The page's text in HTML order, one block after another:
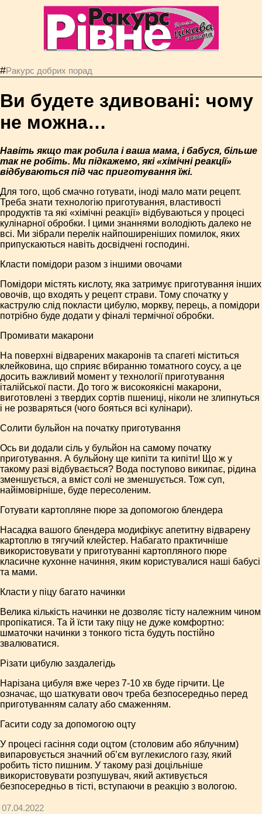
#Ракурс добрих порад
Ви будете здивовані: чому
не можна…
Навіть якщо так робила і ваша мама, і бабуся, більше
так не робіть. Ми підкажемо, які «хімічні реакції»
відбуваються під час приготування їжі.
Для того, щоб смачно готувати, іноді мало мати рецепт.
Треба знати технологію приготування, властивості
продуктів та які «хімічні реакції» відбуваються у процесі
кулінарної обробки. І цими знаннями володіють далеко не
всі. Ми зібрали перелік найпоширеніших помилок, яких
припускаються навіть досвідчені господині.
Класти помідори разом з іншими овочами
Помідори містять кислоту, яка затримує приготування інших
овочів, що входять у рецепт страви. Тому спочатку у
каструлю слід покласти цибулю, моркву, перець, а помідори
потрібно буде додати у фіналі термічної обробки.
Промивати макарони
На поверхні відварених макаронів та спагеті міститься
клейковина, що сприяє вбиранню томатного соусу, а це
досить важливий момент у технології приготування
італійської пасти. До того ж високоякісні макарони,
виготовлені з твердих сортів пшениці, ніколи не злипнуться
і не розваряться (чого бояться всі кулінари).
Солити бульйон на початку приготування
Ось ви додали сіль у бульйон на самому початку
приготування. А бульйону ще кипіти та кипіти! Що ж у
такому разі відбувається? Вода поступово википає, рідина
зменшується, а вміст солі не зменшується. Тож суп,
найімовірніше, буде пересоленим.
Готувати картопляне пюре за допомогою блендера
Насадка вашого блендера модифікує апетитну відварену
картоплю в тягучий клейстер. Набагато практичніше
використовувати у приготуванні картопляного пюре
класичне кухонне начиння, яким користувалися наші бабусі
та мами.
Класти у піцу багато начинки
Велика кількість начинки не дозволяє тісту належним чином
пропікатися. Та й їсти таку піцу не дуже комфортно:
шматочки начинки з тонкого тіста будуть постійно
звалюватися.
Різати цибулю заздалегідь
Нарізана цибуля вже через 7-10 хв буде гірчити. Це
означає, що шаткувати овоч треба безпосередньо перед
приготуванням салату або смаженням.
Гасити соду за допомогою оцту
У процесі гасіння соди оцтом (столовим або яблучним)
випаровується значний об’єм вуглекислого газу, який
робить тісто пишним. У такому разі доцільніше
використовувати розпушувач, який активується
безпосередньо в тісті, вступаючи в реакцію з вологою.
07.04.2022